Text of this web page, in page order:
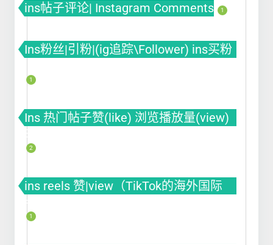
ins帖子评论| Instagram Comments 1
Ins粉丝|引粉|(ig追踪\Follower) ins买粉
1
Ins 热门帖子赞(like) 浏览播放量(view)
曝光(impression)
2
ins reels 赞|view（TikTok的海外国际
版）
1